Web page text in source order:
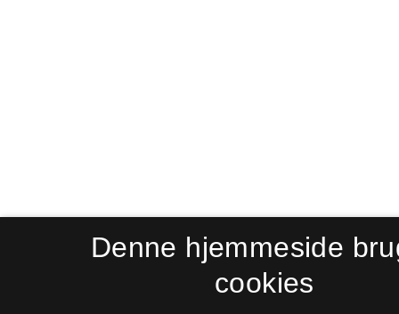
Denne hjemmeside
cookies